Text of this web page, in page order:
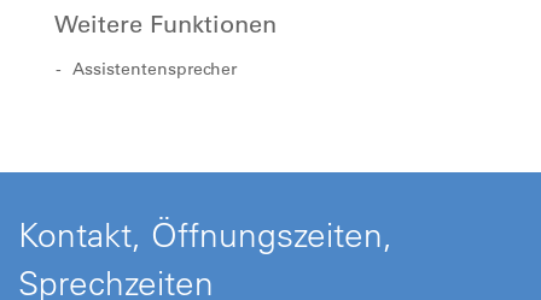
Weitere Funktionen
Assistentensprecher
Kontakt, Öffnungszeiten,
Sprechzeiten